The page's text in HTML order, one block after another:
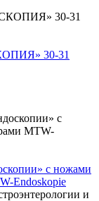
30-31
с ножами
Endoskopie